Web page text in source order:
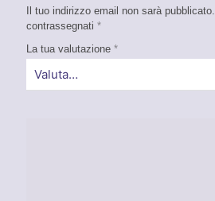
Il tuo indirizzo email non sarà pubblicato.
contrassegnati *
La tua valutazione *